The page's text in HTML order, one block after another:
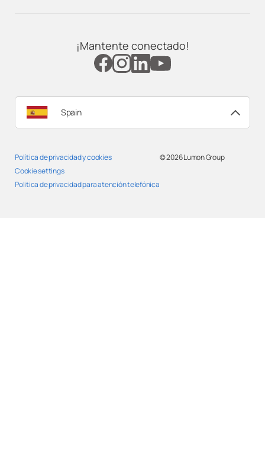
¡Mantente conectado!
Spain
Política de privacidad y cookies
Cookie settings
Politica de privacidad para atención telefónica
© 2026Lumon Group